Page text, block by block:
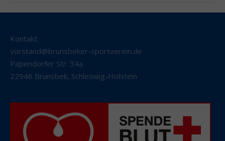
Kontakt:
vorstand@brunsbeker-sportverein.de
Papendorfer Str. 34a
22946 Brunsbek, Schleswig-Holstein